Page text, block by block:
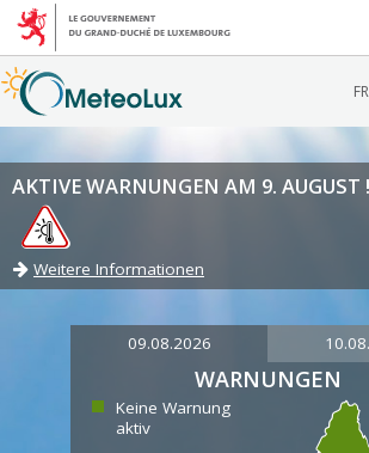
FR
AKTIVE WARNUNGEN AM 9. AUGUST !
Weitere Informationen
09.08.2026
WARNUNGEN
Keine Warnung
aktiv